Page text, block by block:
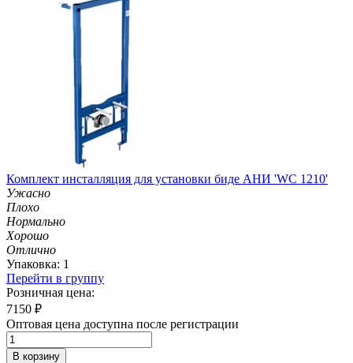
Комплект инсталляция для установки биде АНИ 'WC 1210'
Ужасно
Плохо
Нормально
Хорошо
Отлично
Упаковка: 1
Перейти в группу
Розничная цена:
7150 ₽
Оптовая цена доступна после регистрации
В корзину